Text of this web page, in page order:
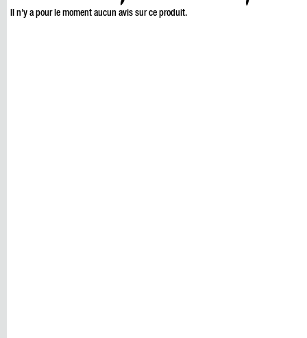
Il n'y a pour le moment aucun avis sur ce produit.